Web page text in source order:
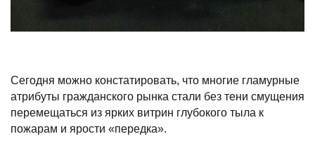
Сегодня можно констатировать, что многие гламурные
атрибуты гражданского рынка стали без тени смущения
перемещаться из ярких витрин глубокого тыла к
пожарам и ярости «передка».